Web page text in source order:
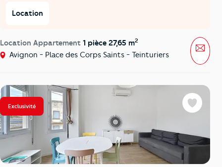
Location
Location Appartement 1 pièce 27,65 m2
Avignon - Place des Corps Saints - Teinturiers
Exclusivité Favoris